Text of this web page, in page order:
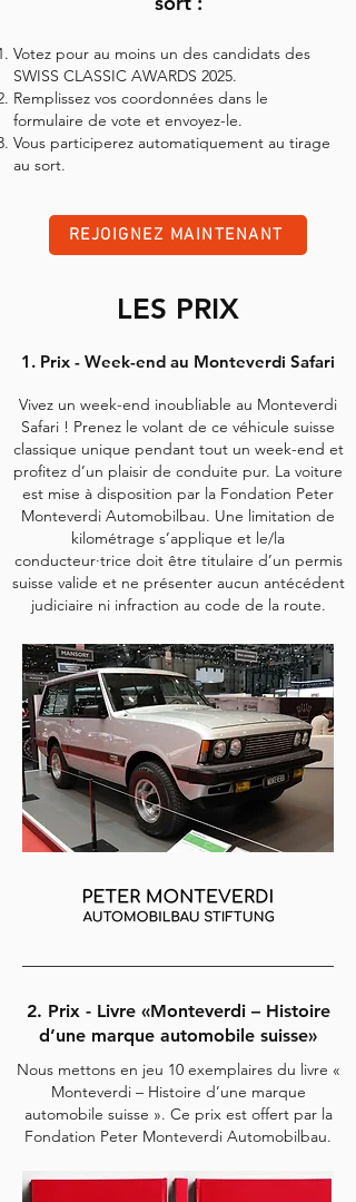
Votez pour au moins un des candidats des
SWISS CLASSIC AWARDS 2025.
Remplissez vos coordonnées dans le
formulaire de vote et envoyez-le.
Vous participerez automatiquement au tirage
au sort.
REJOIGNEZ MAINTENANT
LES PRIX
1. Prix - Week-end au Monteverdi Safari
Vivez un week-end inoubliable au Monteverdi
Safari ! Prenez le volant de ce véhicule suisse
classique unique pendant tout un week-end et
profitez d’un plaisir de conduite pur. La voiture
est mise à disposition par la Fondation Peter
Monteverdi Automobilbau. Une limitation de
kilométrage s’applique et le/la
conducteur·trice doit être titulaire d’un permis
suisse valide et ne présenter aucun antécédent
judiciaire ni infraction au code de la route.
2. Prix - Livre «Monteverdi – Histoire
d’une marque automobile suisse»
Nous mettons en jeu 10 exemplaires du livre «
Monteverdi – Histoire d’une marque
automobile suisse ». Ce prix est offert par la
Fondation Peter Monteverdi Automobilbau.